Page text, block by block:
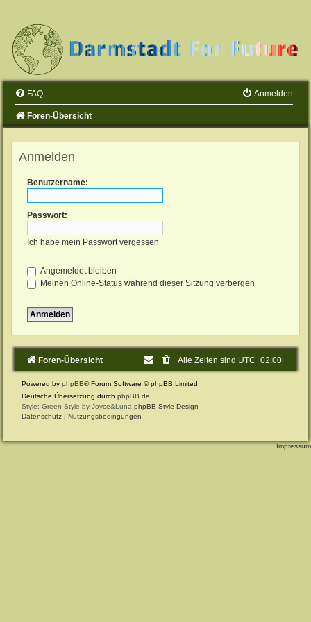
FAQ Anmelden
Foren-Übersicht
Anmelden
Benutzername:
Passwort:
Ich habe mein Passwort vergessen
Angemeldet bleiben
Meinen Online-Status während dieser Sitzung verbergen
Foren-Übersicht Alle Zeiten sind UTC+02:00
Powered by phpBB® Forum Software © phpBB Limited
Deutsche Übersetzung durch phpBB.de
Style: Green-Style by Joyce&Luna phpBB-Style-Design
Datenschutz
Nutzungsbedingungen
Impressum